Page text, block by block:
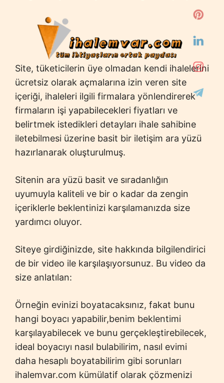
Site, tüketicilerin üye olmadan kendi ihalelerini
ücretsiz olarak açmalarına izin veren site
içeriği, ihaleleri ilgili firmalara yönlendirerek
firmaların işi yapabilecekleri fiyatları ve
belirtmek istedikleri detayları ihale sahibine
iletebilmesi üzerine basit bir iletişim ara yüzü
hazırlanarak oluşturulmuş.
Sitenin ara yüzü basit ve sıradanlığın
uyumuyla kaliteli ve bir o kadar da zengin
içeriklerle beklentinizi karşılamanızda size
yardımcı oluyor.
Siteye girdiğinizde, site hakkında bilgilendirici
de bir video ile karşılaşıyorsunuz. Bu video da
size anlatılan:
Örneğin evinizi boyatacaksınız, fakat bunu
hangi boyacı yapabilir,benim beklentimi
karşılayabilecek ve bunu gerçekleştirebilecek,
ideal boyacıyı nasıl bulabilirim, nasıl evimi
daha hesaplı boyatabilirim gibi sorunları
ihalemvar.com kümülatif olarak çözmenizi